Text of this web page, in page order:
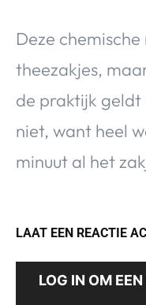
Deze
theezakjes,
de praktijk geldt
niet, want heel
minuut al het
LAAT EEN REACTIE
LOG IN OM